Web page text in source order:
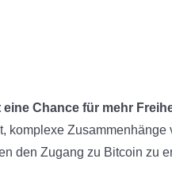
Chance für mehr
komplexe
den Zugang zu Bitcoin zu